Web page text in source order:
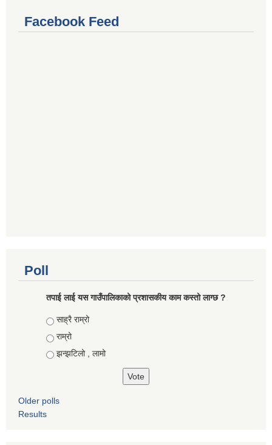
Facebook Feed
Poll
तपाई लाई यस गाउँपालिकाको प्रशासकीय काम कस्तो लाग्छ ?
Choices
साह्रै राम्रो
राम्रो
झन्झटिलो , लामो
Older polls
Results